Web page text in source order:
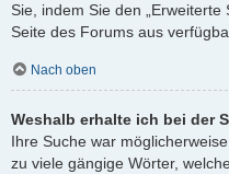
Sie, indem Sie den
Seite des Forums aus
Nach oben
Weshalb erhalte ich bei der
Ihre Suche war
zu viele gängige Wörter,